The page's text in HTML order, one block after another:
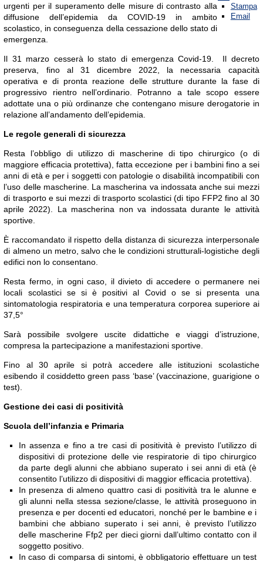
Stampa
Email
urgenti per il superamento delle misure di contrasto alla
diffusione dell’epidemia da COVID-19 in ambito
scolastico, in conseguenza della cessazione dello stato di
emergenza.
Il 31 marzo cesserà lo stato di emergenza Covid-19. Il decreto
preserva, fino al 31 dicembre 2022, la necessaria capacità
operativa e di pronta reazione delle strutture durante la fase di
progressivo rientro nell’ordinario. Potranno a tale scopo essere
adottate una o più ordinanze che contengano misure derogatorie in
relazione all’andamento dell’epidemia.
Le regole generali di sicurezza
Resta l’obbligo di utilizzo di mascherine di tipo chirurgico (o di
maggiore efficacia protettiva), fatta eccezione per i bambini fino a sei
anni di età e per i soggetti con patologie o disabilità incompatibili con
l’uso delle mascherine. La mascherina va indossata anche sui mezzi
di trasporto e sui mezzi di trasporto scolastici (di tipo FFP2 fino al 30
aprile 2022). La mascherina non va indossata durante le attività
sportive.
È raccomandato il rispetto della distanza di sicurezza interpersonale
di almeno un metro, salvo che le condizioni strutturali-logistiche degli
edifici non lo consentano.
Resta fermo, in ogni caso, il divieto di accedere o permanere nei
locali scolastici se si è positivi al Covid o se si presenta una
sintomatologia respiratoria e una temperatura corporea superiore ai
37,5°
Sarà possibile svolgere uscite didattiche e viaggi d’istruzione,
compresa la partecipazione a manifestazioni sportive.
Fino al 30 aprile si potrà accedere alle istituzioni scolastiche
esibendo il cosiddetto green pass ‘base’ (vaccinazione, guarigione o
test).
Gestione dei casi di positività
Scuola dell’infanzia e Primaria
In assenza e fino a tre casi di positività è previsto l’utilizzo di
dispositivi di protezione delle vie respiratorie di tipo chirurgico
da parte degli alunni che abbiano superato i sei anni di età (è
consentito l’utilizzo di dispositivi di maggior efficacia protettiva).
In presenza di almeno quattro casi di positività tra le alunne e
gli alunni nella stessa sezione/classe, le attività proseguono in
presenza e per docenti ed educatori, nonché per le bambine e i
bambini che abbiano superato i sei anni, è previsto l’utilizzo
delle mascherine Ffp2 per dieci giorni dall’ultimo contatto con il
soggetto positivo.
In caso di comparsa di sintomi, è obbligatorio effettuare un test